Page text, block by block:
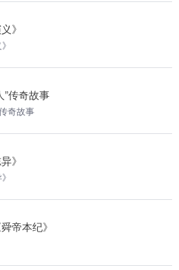
》
”传奇故事
奇故事
》
帝本纪》